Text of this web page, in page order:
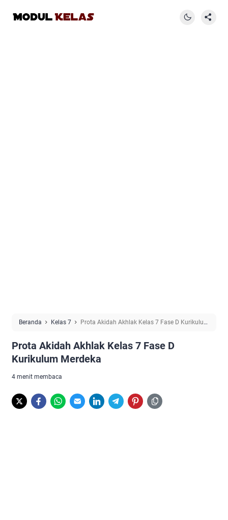
Beranda Kelas 7
Prota Akidah Akhlak Kelas 7 Fase D Kurikulum
Prota Akidah Akhlak Kelas 7 Fase D
Kurikulum Merdeka
4 menit membaca